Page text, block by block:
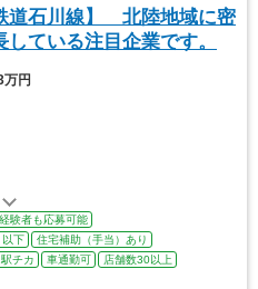
道石川線】 北陸地域に密
ている注目企業です。
万円
験者も応募可能
以下
住宅補助（手当）あり
駅チカ 車通勤可
店舗数30以上